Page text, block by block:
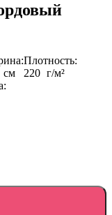
см
Плотность:
220 г/м²